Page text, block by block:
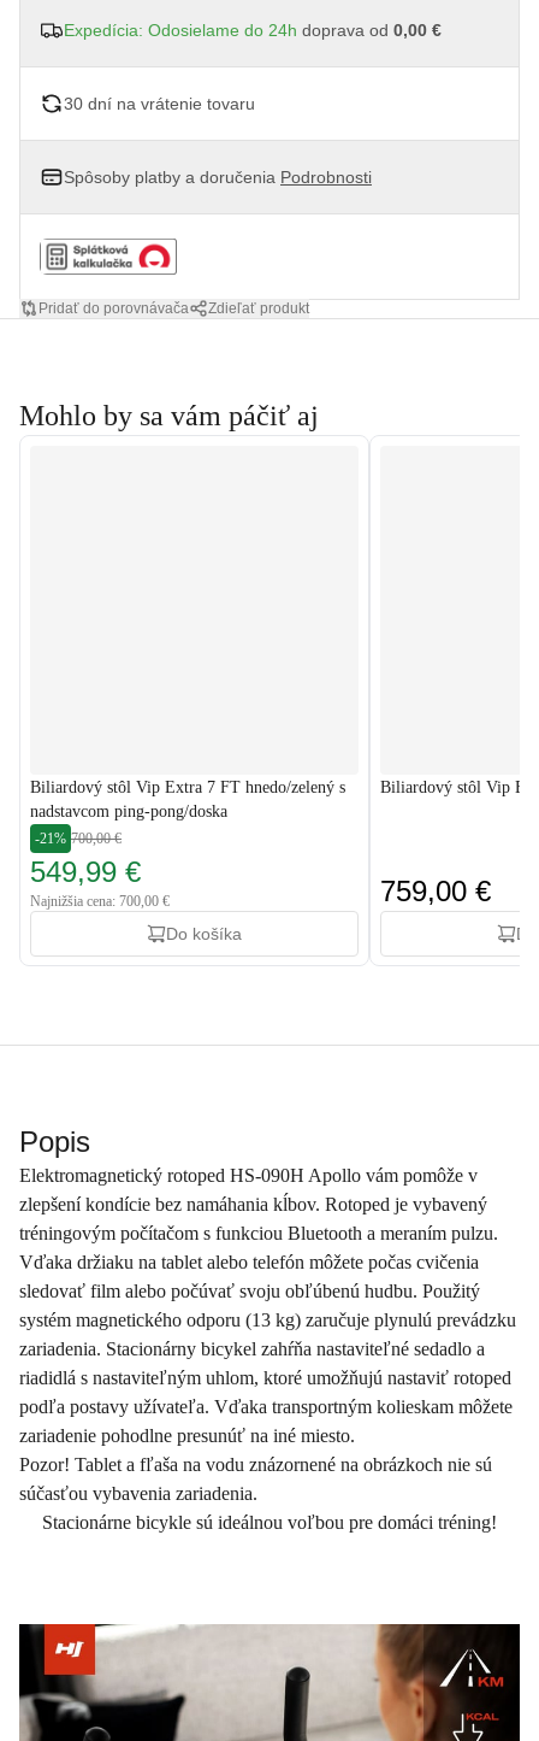
Expedícia: Odosielame do 24h doprava od 0,00 €
30 dní na vrátenie tovaru
Spôsoby platby a doručenia Podrobnosti
Pridať do porovnávača Zdieľať produkt
Mohlo by sa vám páčiť aj
Biliardový stôl Vip Extra 7 FT hnedo/zelený s
nadstavcom ping-pong/doska
-21% 700,00 €
549,99 €
Najnižšia cena: 700,00 €
Do košíka
Biliardový stôl Vip
759,00 €
Popis
Elektromagnetický rotoped HS-090H Apollo vám pomôže v
zlepšení kondície bez namáhania kĺbov. Rotoped je vybavený
tréningovým počítačom s funkciou Bluetooth a meraním pulzu.
Vďaka držiaku na tablet alebo telefón môžete počas cvičenia
sledovať film alebo počúvať svoju obľúbenú hudbu. Použitý
systém magnetického odporu (13 kg) zaručuje plynulú prevádzku
zariadenia. Stacionárny bicykel zahŕňa nastaviteľné sedadlo a
riadidlá s nastaviteľným uhlom, ktoré umožňujú nastaviť rotoped
podľa postavy užívateľa. Vďaka transportným kolieskam môžete
zariadenie pohodlne presunúť na iné miesto.
Pozor! Tablet a fľaša na vodu znázornené na obrázkoch nie sú
súčasťou vybavenia zariadenia.
Stacionárne bicykle sú ideálnou voľbou pre domáci tréning!